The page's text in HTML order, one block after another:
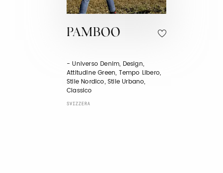
PAMBOO
- Universo Denim, Design,
Attitudine Green, Tempo Libero,
Stile Nordico, Stile Urbano,
Classico
SVIZZERA